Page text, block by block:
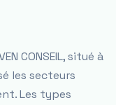
CONSEIL, situé à
les secteurs
Les types